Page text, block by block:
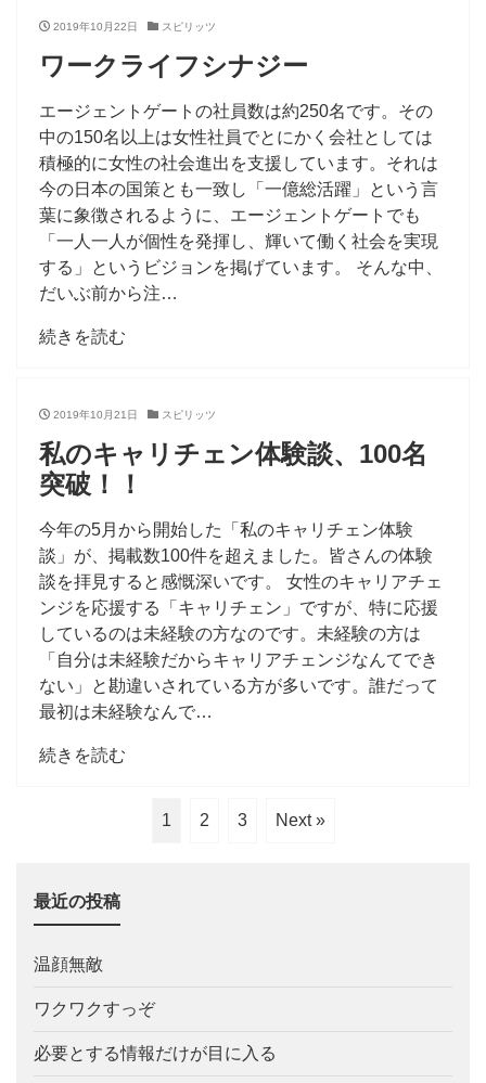
2019年10月22日 スピリッツ
ワークライフシナジー
エージェントゲートの社員数は約250名です。その
中の150名以上は女性社員でとにかく会社としては
積極的に女性の社会進出を支援しています。それは
今の日本の国策とも一致し「一億総活躍」という言
葉に象徴されるように、エージェントゲートでも
「一人一人が個性を発揮し、輝いて働く社会を実現
する」というビジョンを掲げています。 そんな中、
だいぶ前から注…
続きを読む
2019年10月21日 スピリッツ
私のキャリチェン体験談、100名
突破！！
今年の5月から開始した「私のキャリチェン体験
談」が、掲載数100件を超えました。皆さんの体験
談を拝見すると感慨深いです。 女性のキャリアチェ
ンジを応援する「キャリチェン」ですが、特に応援
しているのは未経験の方なのです。未経験の方は
「自分は未経験だからキャリアチェンジなんてでき
ない」と勘違いされている方が多いです。誰だって
最初は未経験なんで…
続きを読む
1 2 3 Next »
最近の投稿
温顔無敵
ワクワクすっぞ
必要とする情報だけが目に入る